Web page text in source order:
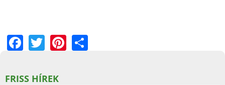
F
a
c
T
w
itt
Pi
nt
FRISS HÍREK